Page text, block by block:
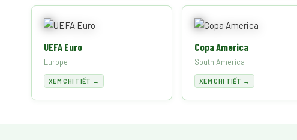
UEFA Euro
Europe
XEM CHI TIẾT →
Copa America
South America
XEM CHI TIẾT →